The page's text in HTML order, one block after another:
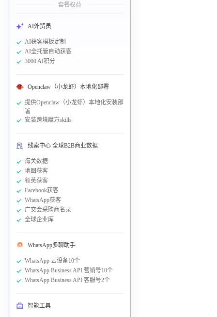
套餐权益
AI外贸员
AI获客模板定制
AI全托管自动获客
3000 AI积分
Openclaw（小龙虾）本地化部署
提供Openclaw（小龙虾）本地化安装部
署
安装跨境魔方skills
线索中心 全球B2B商业数据
海关数据
地图获客
领英获客
Facebook获客
WhatsApp获客
广交会采购商名录
全球企业库
WhatsApp多聊助手
WhatsApp 云设备10个
WhatsApp Business API 营销号10个
WhatsApp Business API 客服号2个
智能工具